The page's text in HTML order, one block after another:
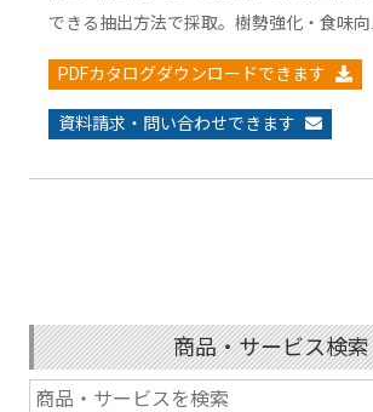
できる抽出方法で採取。樹勢強化・食味向…
PDFカタログダウンロードできます
資料請求・問い合わせできます
商品・サービス検索